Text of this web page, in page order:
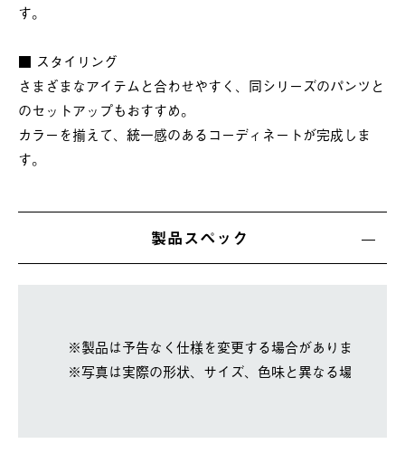
す。
■ スタイリング
さまざまなアイテムと合わせやすく、同シリーズのパンツと
のセットアップもおすすめ。
カラーを揃えて、統一感のあるコーディネートが完成しま
す。
製品スペック
※製品は予告なく仕様を変更する場合があります。
※写真は実際の形状、サイズ、色味と異なる場合があ